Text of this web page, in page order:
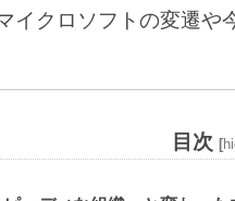
イクロソフトの変遷や
目次 [